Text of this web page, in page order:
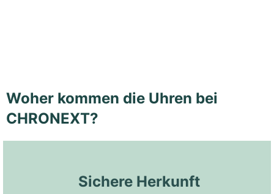
Woher kommen die Uhren bei
CHRONEXT?
Sichere Herkunft